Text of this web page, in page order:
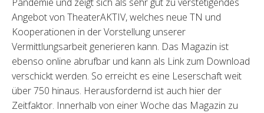
Angebot von TheaterAKTIV, welches neue TN und
Kooperationen in der Vorstellung unserer
Vermittlungsarbeit generieren kann. Das Magazin ist
ebenso online abrufbar und kann als Link zum Download
verschickt werden. So erreicht es eine Leserschaft weit
über 750 hinaus. Herausfordernd ist auch hier der
Zeitfaktor. Innerhalb von einer Woche das Magazin zu